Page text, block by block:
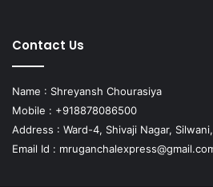
Contact Us
Name : Shreyansh Chourasiya
Mobile : +918878086500
Address : Ward-4, Shivaji Nagar,
Email Id :